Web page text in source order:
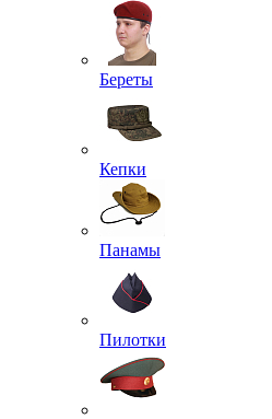
Береты
Кепки
Панамы
Пилотки